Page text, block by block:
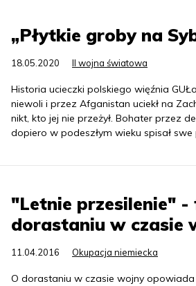
„Płytkie groby na
18.05.2020 II wojna światowa
Historia ucieczki polskiego więźnia
niewoli i przez Afganistan uciekł na
nikt, kto jej nie przeżył. Bohater przez
dopiero w podeszłym wieku spisał swe
"Letnie przesilenie"
dorastaniu w czasie
11.04.2016 Okupacja niemiecka
O dorastaniu w czasie wojny